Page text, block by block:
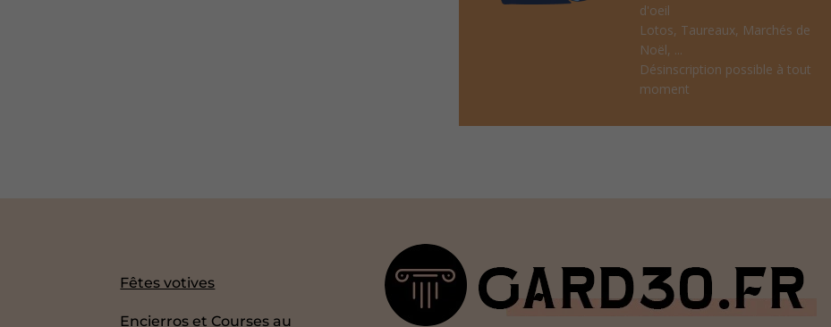
d'oeil
Lotos, Taureaux, Marchés de
Noël, ...
Désinscription possible à tout
moment
Fêtes votives
Encierros et Courses au